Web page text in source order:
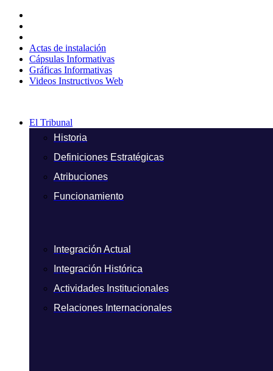
contenido
Actas de instalación
Cápsulas Informativas
Gráficas Informativas
Videos Instructivos Web
El Tribunal
Historia
Definiciones Estratégicas
Atribuciones
Funcionamiento
Integración Actual
Integración Histórica
Actividades Institucionales
Relaciones Internacionales